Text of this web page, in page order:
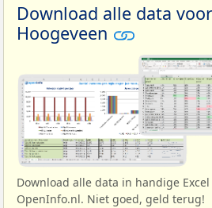
Download alle data
Hoogeveen
Download alle data in handige
OpenInfo.nl. Niet goed, geld terug!